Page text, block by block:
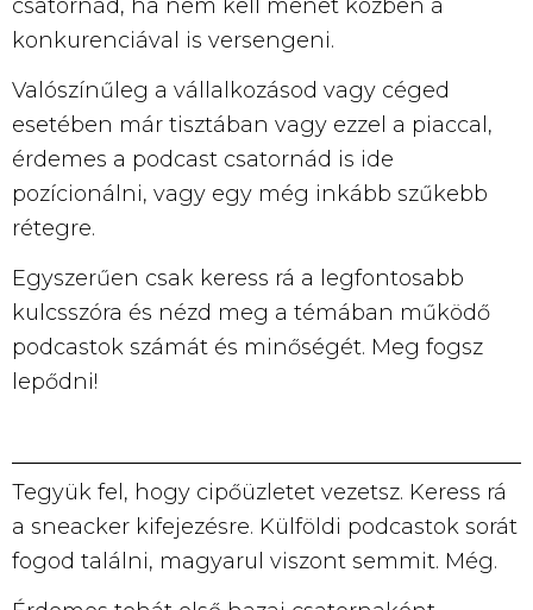
csatornád, ha nem kell menet közben a
konkurenciával is versengeni.
Valószínűleg a vállalkozásod vagy céged
esetében már tisztában vagy ezzel a piaccal,
érdemes a podcast csatornád is ide
pozícionálni, vagy egy még inkább szűkebb
rétegre.
Egyszerűen csak keress rá a legfontosabb
kulcsszóra és nézd meg a témában működő
podcastok számát és minőségét. Meg fogsz
lepődni!
Tegyük fel, hogy cipőüzletet vezetsz. Keress rá
a sneacker kifejezésre. Külföldi podcastok sorát
fogod találni, magyarul viszont semmit. Még.